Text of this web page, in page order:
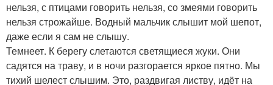
нельзя, с птицами говорить нельзя, со змеями говорить
нельзя строжайше. Водный мальчик слышит мой шепот,
даже если я сам не слышу.
Темнеет. К берегу слетаются светящиеся жуки. Они
садятся на траву, и в ночи разгорается яркое пятно. Мы
тихий шелест слышим. Это, раздвигая листву, идёт на